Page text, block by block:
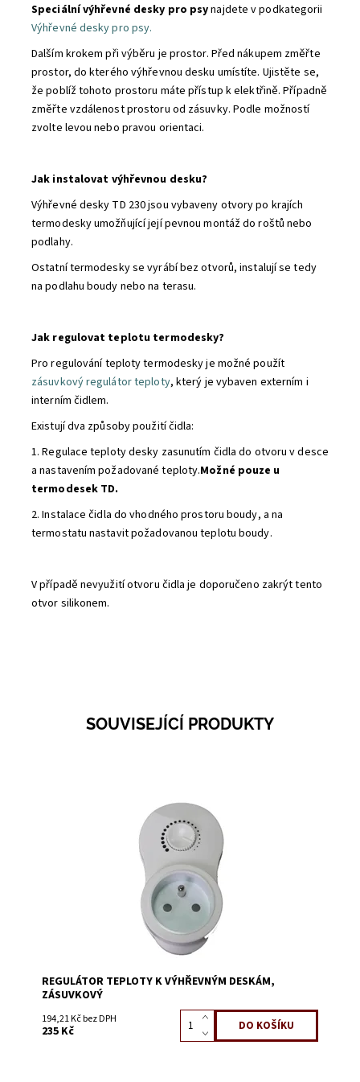
Speciální výhřevné desky pro psynajdete v podkategorii
Výhřevné desky pro psy.
Dalším krokem při výběru je prostor. Před nákupem změřte
prostor, do kterého výhřevnou desku umístíte. Ujistěte se,
že poblíž tohoto prostoru máte přístup k elektřině. Případně
změřte vzdálenost prostoru od zásuvky. Podle možností
zvolte levou nebo pravou orientaci.
Jak instalovat výhřevnou desku?
Výhřevné desky TD 230 jsou vybaveny otvory po krajích
termodesky umožňující její pevnou montáž do roštů nebo
podlahy.
Ostatní termodesky se vyrábí bez otvorů, instalují se tedy
na podlahu boudy nebo na terasu.
Jak regulovat teplotu termodesky?
Pro regulování teploty termodesky je možné použít
zásuvkový regulátor teploty, který je vybaven externím i
interním čidlem.
Existují dva způsoby použití čidla:
1. Regulace teploty desky zasunutím čidla do otvoru v desce
a nastavením požadované teploty.Možné pouze u
termodesek TD.
2. Instalace čidla do vhodného prostoru boudy, a na
termostatu nastavit požadovanou teplotu boudy.
V případě nevyužití otvoru čidla je doporučeno zakrýt tento
otvor silikonem.
SOUVISEJÍCÍ PRODUKTY
Skladem 11
0999F
REGULÁTOR TEPLOTY K VÝHŘEVNÝM DESKÁM,
ZÁSUVKOVÝ
194,21 Kč bez DPH
235 Kč